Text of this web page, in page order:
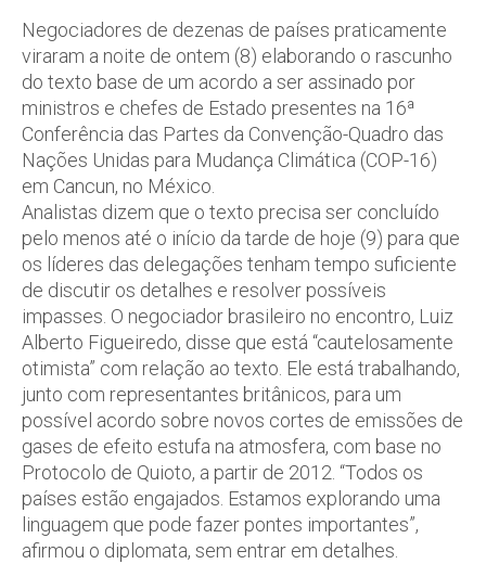
Negociadores de dezenas de países praticamente
viraram a noite de ontem (8) elaborando o rascunho
do texto base de um acordo a ser assinado por
ministros e chefes de Estado presentes na 16ª
Conferência das Partes da Convenção-Quadro das
Nações Unidas para Mudança Climática (COP-16)
em Cancun, no México.
Analistas dizem que o texto precisa ser concluído
pelo menos até o início da tarde de hoje (9) para que
os líderes das delegações tenham tempo suficiente
de discutir os detalhes e resolver possíveis
impasses. O negociador brasileiro no encontro, Luiz
Alberto Figueiredo, disse que está “cautelosamente
otimista” com relação ao texto. Ele está trabalhando,
junto com representantes britânicos, para um
possível acordo sobre novos cortes de emissões de
gases de efeito estufa na atmosfera, com base no
Protocolo de Quioto, a partir de 2012. “Todos os
países estão engajados. Estamos explorando uma
linguagem que pode fazer pontes importantes”,
afirmou o diplomata, sem entrar em detalhes.